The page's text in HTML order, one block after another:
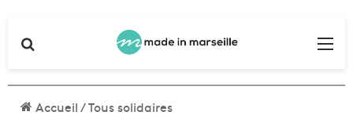
Accueil/Tous solidaires